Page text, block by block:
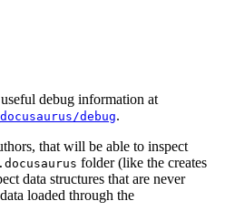
debug information at
debug.
that will be able to inspect
.docusaurus folder (like the creates
data structures that are never
loaded through the